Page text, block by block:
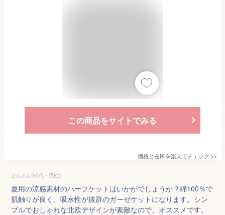
この商品をサイトでみる
価格と在庫を楽天でチェック >>
どんどん(50代・男性)
夏用の涼感素材のハーフケットはいかがでしょうか？綿100％で
肌触りが良く、吸水性が抜群のガーゼケットになります。シン
プルでおしゃれな北欧デザインが素敵なので、オススメです。